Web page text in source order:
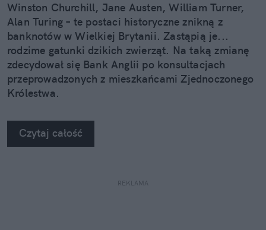
Winston Churchill, Jane Austen, William Turner,
Alan Turing – te postaci historyczne znikną z
banknotów w Wielkiej Brytanii. Zastąpią je...
rodzime gatunki dzikich zwierząt. Na taką zmianę
zdecydował się Bank Anglii po konsultacjach
przeprowadzonych z mieszkańcami Zjednoczonego
Królestwa.
Czytaj całość
REKLAMA